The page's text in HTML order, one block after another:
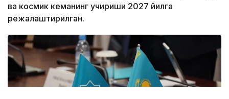
ва космик кеманинг учириши 2027 йилга
режалаштирилган.